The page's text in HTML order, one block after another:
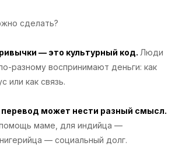
сделать?
— это культурный код. Люди
разному воспринимают деньги: как
или как связь.
может нести разный смысл.
маме, для индийца —
— социальный долг.